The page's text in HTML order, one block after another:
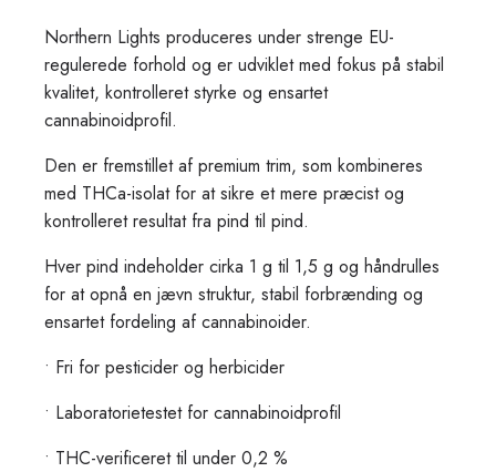
Northern Lights produceres under strenge EU-
regulerede forhold og er udviklet med fokus på stabil
kvalitet, kontrolleret styrke og ensartet
cannabinoidprofil.
Den er fremstillet afpremium trim, som kombineres
med THCa-isolatfor at sikre et mere præcist og
kontrolleret resultat fra pind til pind.
Hver pind indeholder cirka 1 g til 1,5 g og håndrulles
for at opnå en jævn struktur, stabil forbrænding og
ensartet fordeling af cannabinoider.
• Fri for pesticider og herbicider
• Laboratorietestet for cannabinoidprofil
• THC-verificeret til under 0,2 %